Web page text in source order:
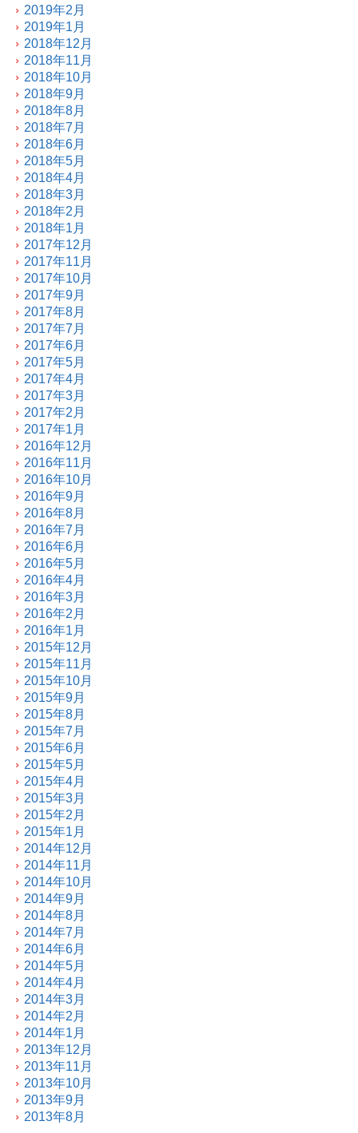
2019年2月
2019年1月
2018年12月
2018年11月
2018年10月
2018年9月
2018年8月
2018年7月
2018年6月
2018年5月
2018年4月
2018年3月
2018年2月
2018年1月
2017年12月
2017年11月
2017年10月
2017年9月
2017年8月
2017年7月
2017年6月
2017年5月
2017年4月
2017年3月
2017年2月
2017年1月
2016年12月
2016年11月
2016年10月
2016年9月
2016年8月
2016年7月
2016年6月
2016年5月
2016年4月
2016年3月
2016年2月
2016年1月
2015年12月
2015年11月
2015年10月
2015年9月
2015年8月
2015年7月
2015年6月
2015年5月
2015年4月
2015年3月
2015年2月
2015年1月
2014年12月
2014年11月
2014年10月
2014年9月
2014年8月
2014年7月
2014年6月
2014年5月
2014年4月
2014年3月
2014年2月
2014年1月
2013年12月
2013年11月
2013年10月
2013年9月
2013年8月